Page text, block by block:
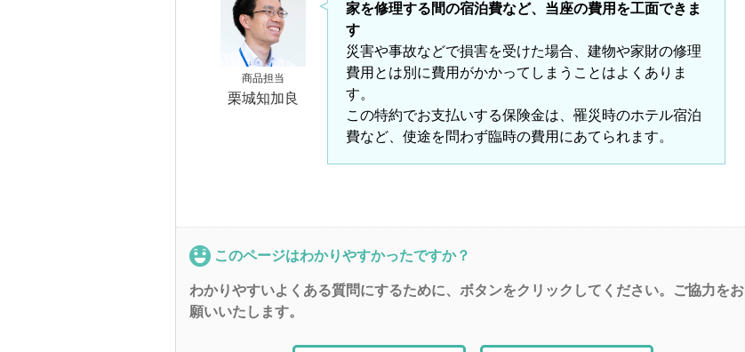
商品担当
栗城知加良
家を修理する間の宿泊費など、当座の費用を工面できま
す
災害や事故などで損害を受けた場合、建物や家財の修理
費用とは別に費用がかかってしまうことはよくありま
す。
この特約でお支払いする保険金は、罹災時のホテル宿泊
費など、使途を問わず臨時の費用にあてられます。
このページはわかりやすかったですか？
わかりやすいよくある質問にするために、ボタンをクリックしてください。ご協力をお
願いいたします。